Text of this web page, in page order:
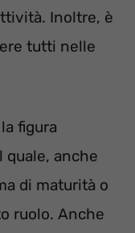
Inoltre, è
tutti nelle
figura
quale, anche
di maturità o
ruolo. Anche